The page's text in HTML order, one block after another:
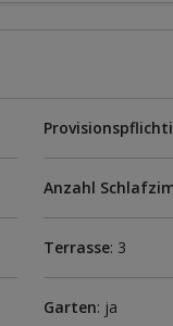
Anzahl
Terrasse: 3
Garten: ja